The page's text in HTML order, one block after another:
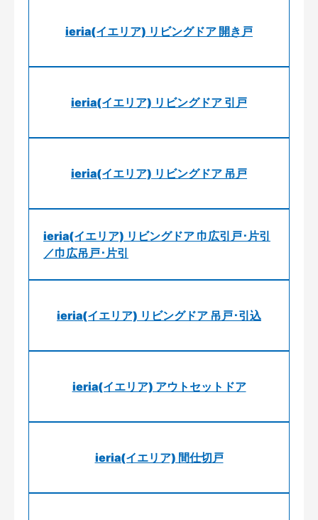
ieria(イエリア) リビングドア 開き戸
ieria(イエリア) リビングドア 引戸
ieria(イエリア) リビングドア 吊戸
ieria(イエリア) リビングドア 巾広引戸･片引
／巾広吊戸･片引
ieria(イエリア) リビングドア 吊戸･引込
ieria(イエリア) アウトセットドア
ieria(イエリア) 間仕切戸